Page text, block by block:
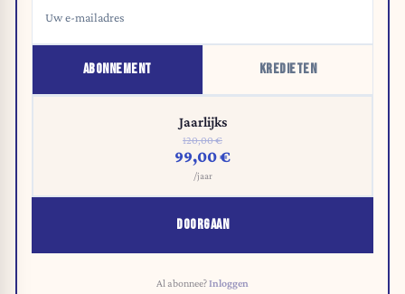
ABONNEMENT KREDIETEN
Jaarlijks
120,00 €
99,00 €
/jaar
DOORGAAN
Al abonnee?Inloggen